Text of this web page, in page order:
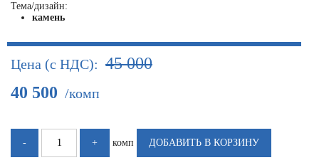
Тема/дизайн:
камень
Цена (с НДС): 45 000
40 500 /комп
комп